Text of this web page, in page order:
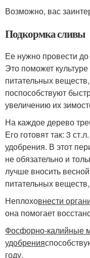
Возможно, вас
Подкормка сливы
Ее нужно провести
Это поможет
питательных
поспособствуют
увеличению их
На каждое дерево
Его готовят так: 3
удобрения. В этот
не обязательно и
лучше вносить
питательных
Неплоховнести
она помогает
Фосфорно-калийные
удобрения
году.